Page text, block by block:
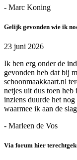
- Marc Koning
Gelijk gevonden wie ik
23 juni 2026
Ik ben erg onder de
gevonden heb dat bij
schoonmaakkaart.nl
netjes uit dus toen
inziens duurde het
waarmee ik aan de
- Marleen de Vos
Via forum hier